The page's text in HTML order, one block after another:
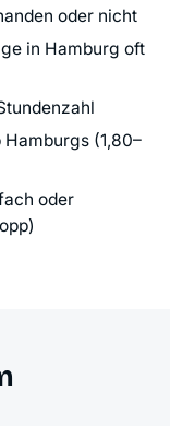
oder nicht
in Hamburg oft
(1,80–
oder